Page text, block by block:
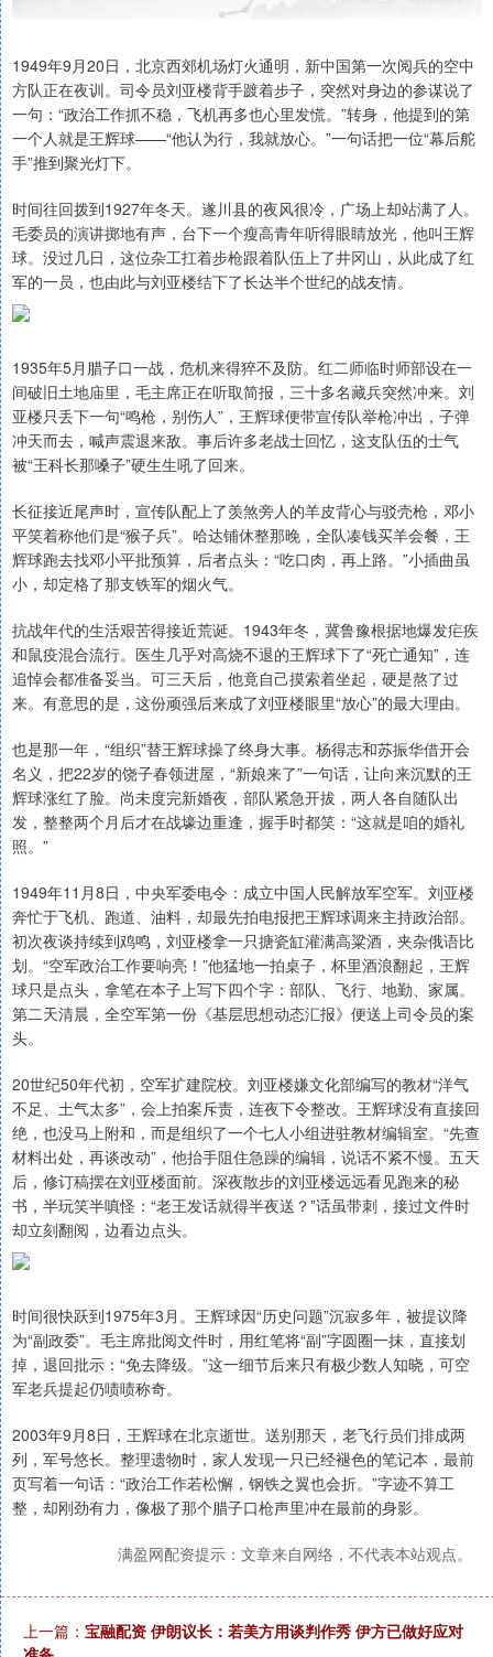
1949年9月20日，北京西郊机场灯火通明，新中国第一次阅兵的空中
方队正在夜训。司令员刘亚楼背手踱着步子，突然对身边的参谋说了
一句：“政治工作抓不稳，飞机再多也心里发慌。”转身，他提到的第
一个人就是王辉球——“他认为行，我就放心。”一句话把一位“幕后舵
手”推到聚光灯下。
时间往回拨到1927年冬天。遂川县的夜风很冷，广场上却站满了人。
毛委员的演讲掷地有声，台下一个瘦高青年听得眼睛放光，他叫王辉
球。没过几日，这位杂工扛着步枪跟着队伍上了井冈山，从此成了红
军的一员，也由此与刘亚楼结下了长达半个世纪的战友情。
1935年5月腊子口一战，危机来得猝不及防。红二师临时师部设在一
间破旧土地庙里，毛主席正在听取简报，三十多名藏兵突然冲来。刘
亚楼只丢下一句“鸣枪，别伤人”，王辉球便带宣传队举枪冲出，子弹
冲天而去，喊声震退来敌。事后许多老战士回忆，这支队伍的士气
被“王科长那嗓子”硬生生吼了回来。
长征接近尾声时，宣传队配上了羡煞旁人的羊皮背心与驳壳枪，邓小
平笑着称他们是“猴子兵”。哈达铺休整那晚，全队凑钱买羊会餐，王
辉球跑去找邓小平批预算，后者点头：“吃口肉，再上路。”小插曲虽
小，却定格了那支铁军的烟火气。
抗战年代的生活艰苦得接近荒诞。1943年冬，冀鲁豫根据地爆发疟疾
和鼠疫混合流行。医生几乎对高烧不退的王辉球下了“死亡通知”，连
追悼会都准备妥当。可三天后，他竟自己摸索着坐起，硬是熬了过
来。有意思的是，这份顽强后来成了刘亚楼眼里“放心”的最大理由。
也是那一年，“组织”替王辉球操了终身大事。杨得志和苏振华借开会
名义，把22岁的饶子春领进屋，“新娘来了”一句话，让向来沉默的王
辉球涨红了脸。尚未度完新婚夜，部队紧急开拔，两人各自随队出
发，整整两个月后才在战壕边重逢，握手时都笑：“这就是咱的婚礼
照。”
1949年11月8日，中央军委电令：成立中国人民解放军空军。刘亚楼
奔忙于飞机、跑道、油料，却最先拍电报把王辉球调来主持政治部。
初次夜谈持续到鸡鸣，刘亚楼拿一只搪瓷缸灌满高粱酒，夹杂俄语比
划。“空军政治工作要响亮！”他猛地一拍桌子，杯里酒浪翻起，王辉
球只是点头，拿笔在本子上写下四个字：部队、飞行、地勤、家属。
第二天清晨，全空军第一份《基层思想动态汇报》便送上司令员的案
头。
20世纪50年代初，空军扩建院校。刘亚楼嫌文化部编写的教材“洋气
不足、土气太多”，会上拍案斥责，连夜下令整改。王辉球没有直接回
绝，也没马上附和，而是组织了一个七人小组进驻教材编辑室。“先查
材料出处，再谈改动”，他抬手阻住急躁的编辑，说话不紧不慢。五天
后，修订稿摆在刘亚楼面前。深夜散步的刘亚楼远远看见跑来的秘
书，半玩笑半嗔怪：“老王发话就得半夜送？”话虽带刺，接过文件时
却立刻翻阅，边看边点头。
时间很快跃到1975年3月。王辉球因“历史问题”沉寂多年，被提议降
为“副政委”。毛主席批阅文件时，用红笔将“副”字圆圈一抹，直接划
掉，退回批示：“免去降级。”这一细节后来只有极少数人知晓，可空
军老兵提起仍啧啧称奇。
2003年9月8日，王辉球在北京逝世。送别那天，老飞行员们排成两
列，军号悠长。整理遗物时，家人发现一只已经褪色的笔记本，最前
页写着一句话：“政治工作若松懈，钢铁之翼也会折。”字迹不算工
整，却刚劲有力，像极了那个腊子口枪声里冲在最前的身影。
满盈网配资提示：文章来自网络，不代表本站观点。
上一篇： 宝融配资 伊朗议长：若美方用谈判作秀 伊方已做好应对